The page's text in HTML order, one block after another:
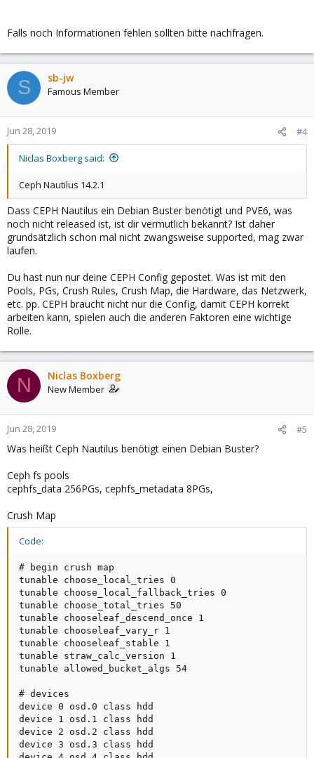
Falls noch Informationen fehlen sollten bitte nachfragen.
S sb-jw
Famous Member
Jun 28, 2019 #4
Niclas Boxberg said:
Ceph Nautilus 14.2.1
Dass CEPH Nautilus ein Debian Buster benötigt und PVE6, was
noch nicht released ist, ist dir vermutlich bekannt? Ist daher
grundsätzlich schon mal nicht zwangsweise supported, mag zwar
laufen.
Du hast nun nur deine CEPH Config gepostet. Was ist mit den
Pools, PGs, Crush Rules, Crush Map, die Hardware, das Netzwerk,
etc. pp. CEPH braucht nicht nur die Config, damit CEPH korrekt
arbeiten kann, spielen auch die anderen Faktoren eine wichtige
Rolle.
N Niclas Boxberg
New Member
Jun 28, 2019 #5
Was heißt Ceph Nautilus benötigt einen Debian Buster?
Ceph fs pools
cephfs_data 256PGs, cephfs_metadata 8PGs,
Crush Map
Code:
# begin crush map
tunable choose_local_tries 0
tunable choose_local_fallback_tries 0
tunable choose_total_tries 50
tunable chooseleaf_descend_once 1
tunable chooseleaf_vary_r 1
tunable chooseleaf_stable 1
tunable straw_calc_version 1
tunable allowed_bucket_algs 54
# devices
device 0 osd.0 class hdd
device 1 osd.1 class hdd
device 2 osd.2 class hdd
device 3 osd.3 class hdd